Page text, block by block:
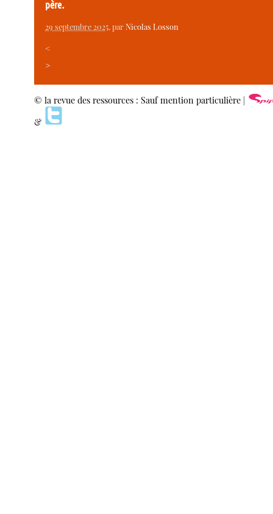
père.
29 septembre 2025, parNicolas Losson
<
>
© la revue des ressources : Sauf mention particulière |
&